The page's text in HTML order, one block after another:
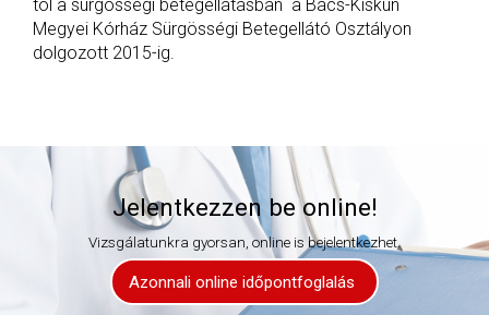
tól a sürgösségi betegellátásban a Bács-Kiskun
Megyei Kórház Sürgösségi Betegellátó Osztályon
dolgozott 2015-ig.
Jelentkezzen be online!
Vizsgálatunkra gyorsan, online is bejelentkezhet.
Azonnali online időpontfoglalás